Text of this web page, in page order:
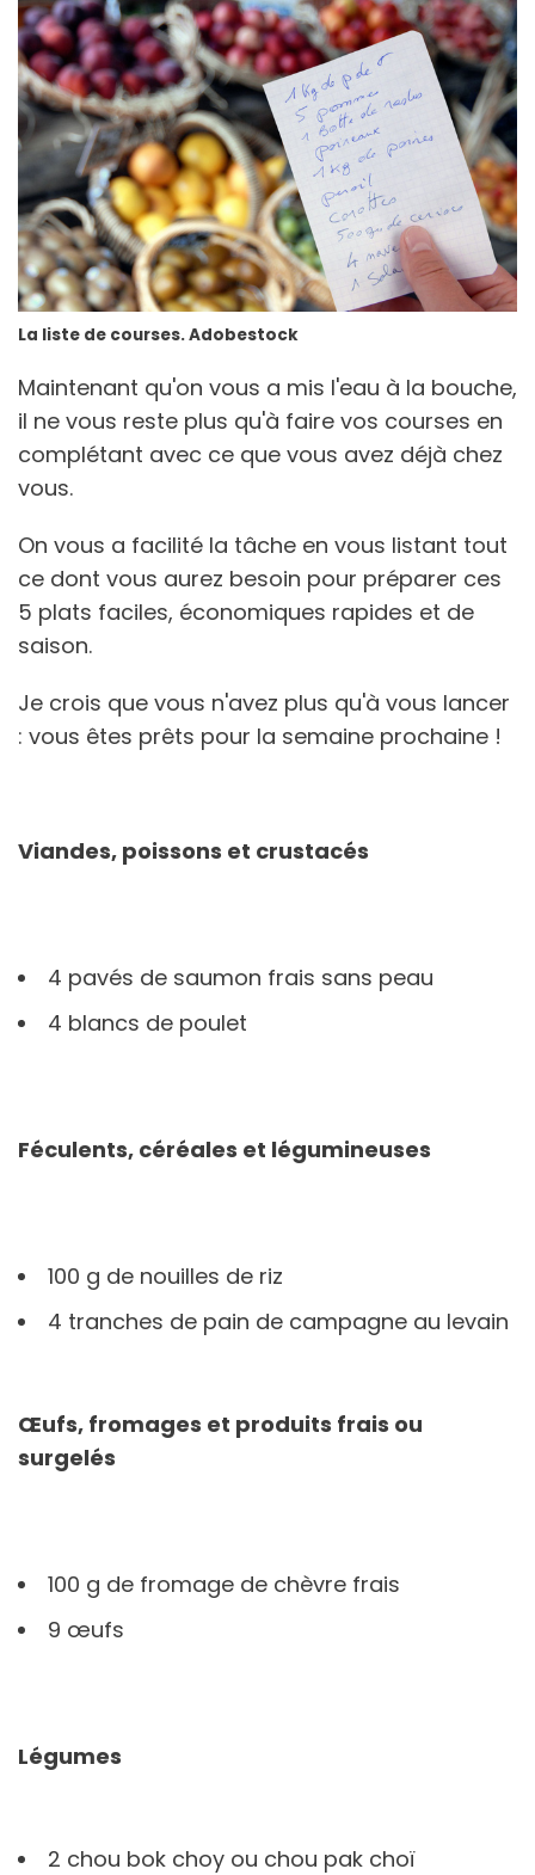
La liste de courses. Adobestock
Maintenant qu'on vous a mis l'eau à la bouche,
il ne vous reste plus qu'à faire vos courses en
complétant avec ce que vous avez déjà chez
vous.
On vous a facilité la tâche en vous listant tout
ce dont vous aurez besoin pour préparer ces
5 plats faciles, économiques rapides et de
saison.
Je crois que vous n'avez plus qu'à vous lancer
: vous êtes prêts pour la semaine prochaine !
Viandes, poissons et crustacés
4 pavés de saumon frais sans peau
4 blancs de poulet
Féculents, céréales et légumineuses
100 g de nouilles de riz
4 tranches de pain de campagne au levain
Œufs, fromages et produits frais ou
surgelés
100 g de fromage de chèvre frais
9 œufs
Légumes
2 chou bok choy ou chou pak choï